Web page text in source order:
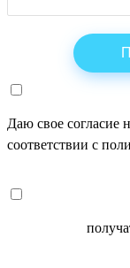
Даю свое согласие
соответствии с